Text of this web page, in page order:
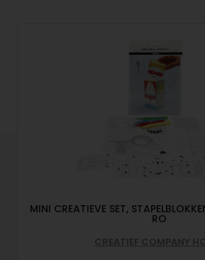
MINI CREATIEVE SET,
RO
CREATIEF COMPANY